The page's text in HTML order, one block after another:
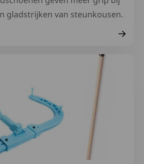
gladstrijken van steunkousen.
voor onder- en